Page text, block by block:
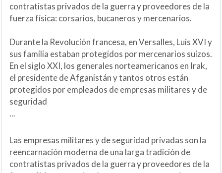
contratistas privados de la guerra y proveedores de la
fuerza física: corsarios, bucaneros y mercenarios.
Durante la Revolución francesa, en Versalles, Luis XVI y
sus familia estaban protegidos por mercenarios suizos.
En el siglo XXI, los generales norteamericanos en Irak,
el presidente de Afganistán y tantos otros están
protegidos por empleados de empresas militares y de
seguridad
...
Las empresas militares y de seguridad privadas son la
reencarnación moderna de una larga tradición de
contratistas privados de la guerra y proveedores de la